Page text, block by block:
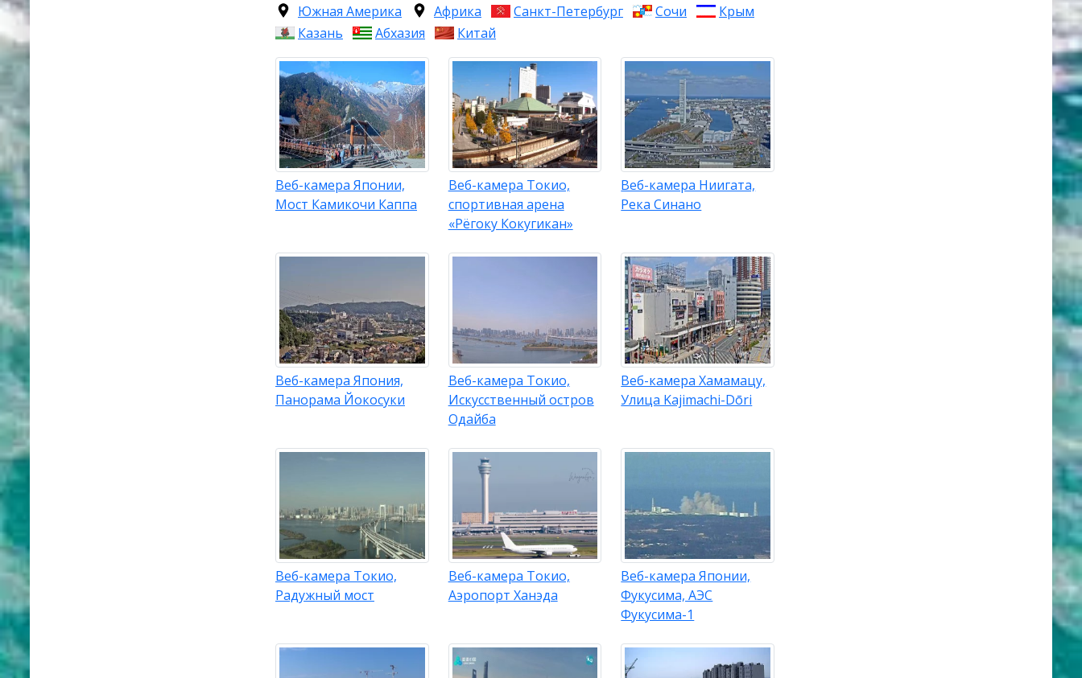
Южная Америка
Африка Санкт-Петербург Сочи
Крым
Казань
Абхазия Китай
Веб-камера Японии,
Мост Камикочи Каппа
Веб-камера Токио,
спортивная арена
«Рёгоку Кокугикан»
Веб-камера Ниигата,
Река Синано
Веб-камера Япония,
Панорама Йокосуки
Веб-камера Токио,
Искусственный остров
Одайба
Веб-камера Хамамацу,
Улица Kajimachi-Dōri
Веб-камера Токио,
Радужный мост
Веб-камера Токио,
Аэропорт Ханэда
Веб-камера Японии,
Фукусима, АЭС
Фукусима-1